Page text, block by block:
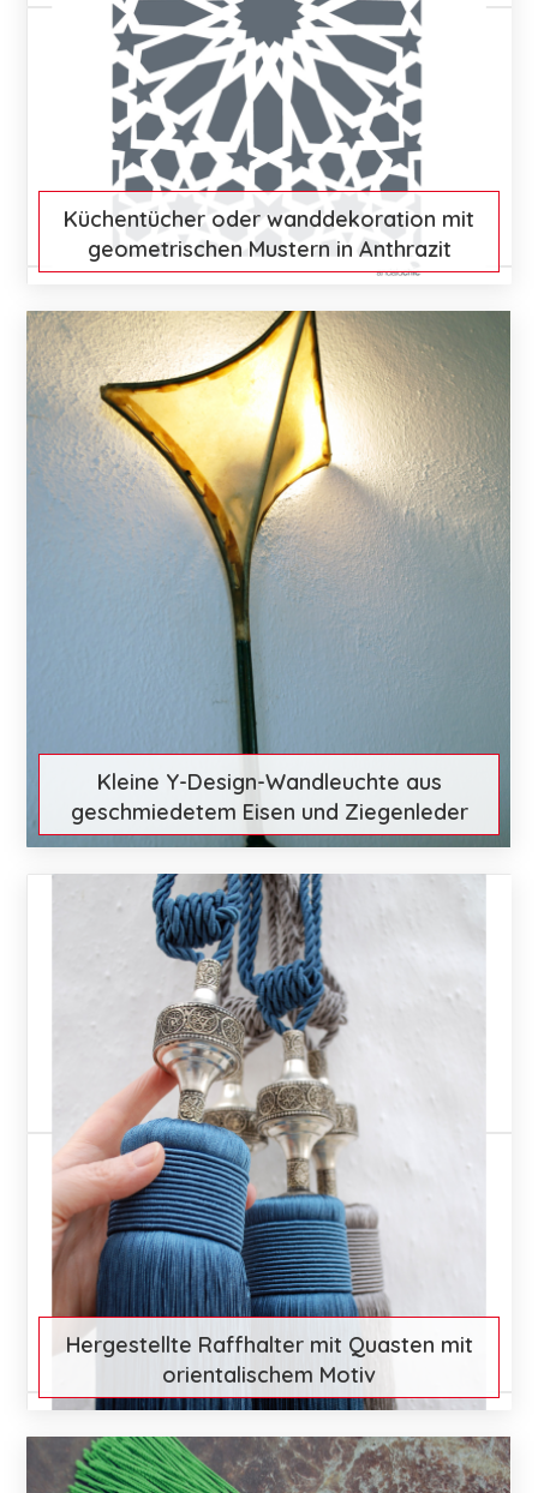
Küchentücher oder wanddekoration mit
geometrischen Mustern in Anthrazit
€ 15 Mehr entdecken
Kleine Y-Design-Wandleuchte aus
geschmiedetem Eisen und Ziegenleder
€ 62 Mehr entdecken
Hergestellte Raffhalter mit Quasten mit
orientalischem Motiv
€ 60 Mehr entdecken